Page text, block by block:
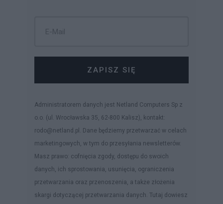
ZAPISZ SIĘ
Administratorem danych jest Netland Computers Sp z
o.o. (ul. Wrocławska 35, 62-800 Kalisz), kontakt:
rodo@netland.pl. Dane będziemy przetwarzać w celach
marketingowych, w tym do przesyłania newsletterów.
Masz prawo: cofnięcia zgody, dostępu do swoich
danych, ich sprostowania, usunięcia, ograniczenia
przetwarzania oraz przenoszenia, a także złożenia
skargi dotyczącej przetwarzania danych. Tutaj dowiesz